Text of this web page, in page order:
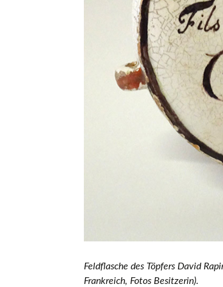
Feldflasche des Töpfers David
Frankreich, Fotos Besitzerin).